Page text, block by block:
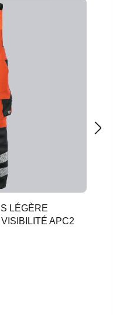
LÉGÈRE
APC2